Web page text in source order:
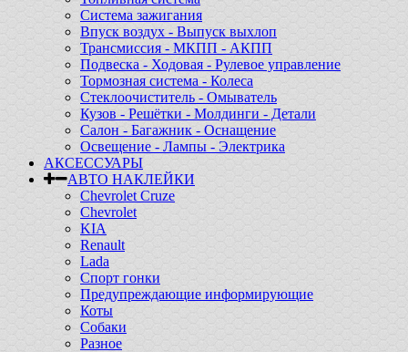
Система зажигания
Впуск воздух - Выпуск выхлоп
Трансмиссия - МКПП - АКПП
Подвеска - Ходовая - Рулевое управление
Тормозная система - Колеса
Стеклоочиститель - Омыватель
Кузов - Решётки - Молдинги - Детали
Салон - Багажник - Оснащение
Освещение - Лампы - Электрика
АКСЕССУАРЫ
АВТО НАКЛЕЙКИ
Chevrolet Cruze
Chevrolet
KIA
Renault
Lada
Спорт гонки
Предупреждающие информирующие
Коты
Собаки
Разное